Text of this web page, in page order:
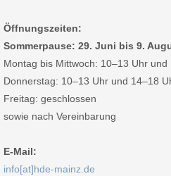
Öffnungszeiten:
Sommerpause: 29. Juni bis 9.
Montag bis Mittwoch: 10–13 Uhr und
Donnerstag: 10–13 Uhr und 14–18
Freitag: geschlossen
sowie nach Vereinbarung
E-Mail:
info[at]hde-mainz.de